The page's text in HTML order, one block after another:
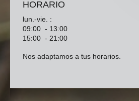
HORARIO
lun.-vie. :
09:00 - 13:00
15:00 - 21:00
Nos adaptamos a tus horarios.